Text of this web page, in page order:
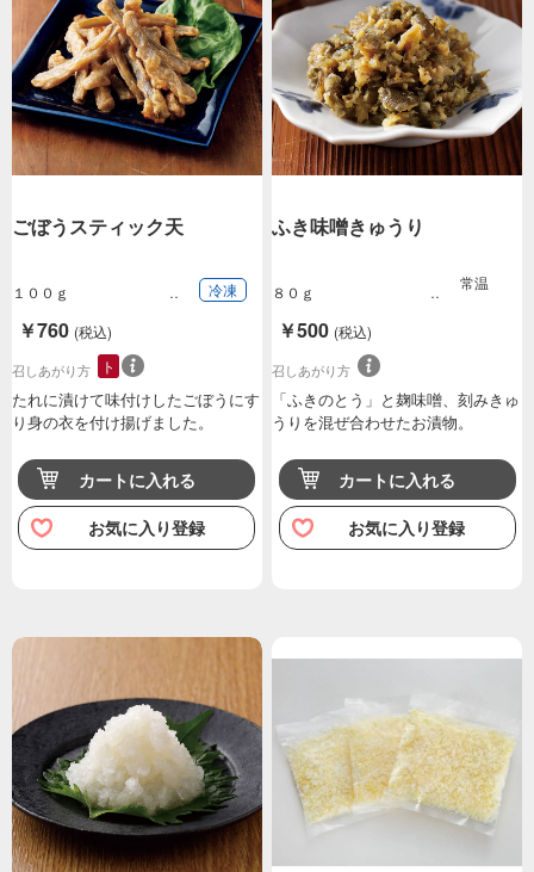
ごぼうスティック天
１００ｇ 冷凍
￥760 (税込)
召しあがり方 ト
たれに漬けて味付けしたごぼうにす
り身の衣を付け揚げました。
カートに入れる
お気に入り登録
ふき味噌きゅうり
８０ｇ 常温
￥500 (税込)
召しあがり方
「ふきのとう」と麹味噌、刻みきゅ
うりを混ぜ合わせたお漬物。
カートに入れる
お気に入り登録